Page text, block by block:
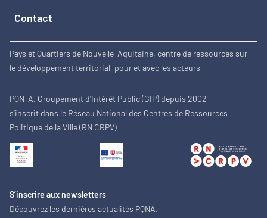
Contact
Pays et Quartiers de Nouvelle-Aquitaine, centre de ressources sur
le développement territorial, pour et avec les acteurs
PQN-A, Groupement d'Intérêt Public (GIP) depuis 2002
s'inscrit dans le Réseau National des Centres de Ressources
Politique de la Ville (RN CRPV)
S’inscrire aux newsletters
Découvrez les dernières actualités PQNA.